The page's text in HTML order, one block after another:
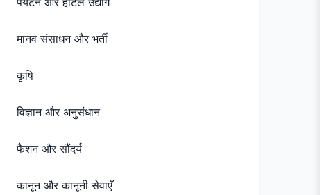
मानव संसाधन और भर्ती
कृषि
विज्ञान और अनुसंधान
फैशन और सौंदर्य
कानून और कानूनी सेवाएँ